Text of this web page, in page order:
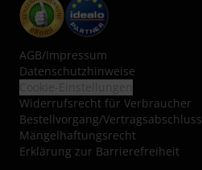
AGB/Impressum
Datenschutzhinweise
Widerrufsrecht für Verbraucher
Bestellvorgang/Vertragsabschluss
Mängelhaftungsrecht
Erklärung zur Barrierefreiheit